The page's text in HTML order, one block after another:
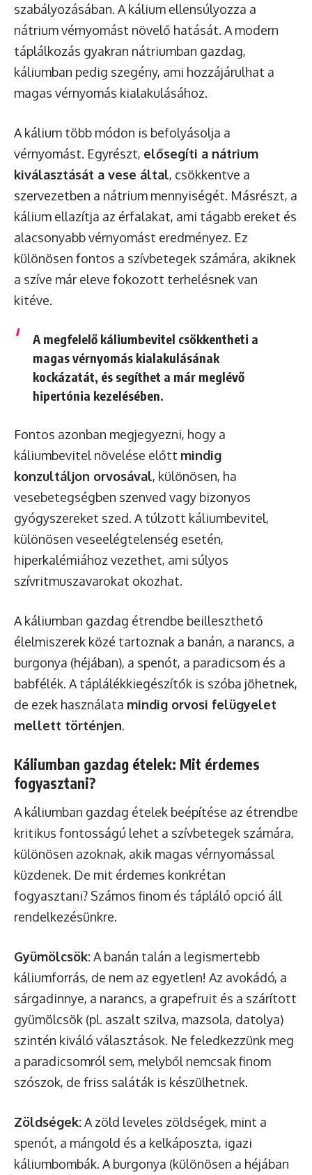
szabályozásában. A kálium ellensúlyozza a
nátrium vérnyomást növelő hatását. A modern
táplálkozás gyakran nátriumban gazdag,
káliumban pedig szegény, ami hozzájárulhat a
magas vérnyomás kialakulásához.
A kálium több módon is befolyásolja a
vérnyomást. Egyrészt, elősegíti a nátrium
kiválasztását a vese által, csökkentve a
szervezetben a nátrium mennyiségét. Másrészt, a
kálium ellazítja az érfalakat, ami tágabb ereket és
alacsonyabb vérnyomást eredményez. Ez
különösen fontos a szívbetegek számára, akiknek
a szíve már eleve fokozott terhelésnek van
kitéve.
A megfelelő káliumbevitel csökkentheti a
magas vérnyomás kialakulásának
kockázatát, és segíthet a már meglévő
hipertónia kezelésében.
Fontos azonban megjegyezni, hogy a
káliumbevitel növelése előtt mindig
konzultáljon orvosával, különösen, ha
vesebetegségben szenved vagy bizonyos
gyógyszereket szed. A túlzott káliumbevitel,
különösen veseelégtelenség esetén,
hiperkalémiához vezethet, ami súlyos
szívritmuszavarokat okozhat.
A káliumban gazdag étrendbe beilleszthető
élelmiszerek közé tartoznak a banán, a narancs, a
burgonya (héjában), a spenót, a paradicsom és a
babfélék. A táplálékkiegészítők is szóba jöhetnek,
de ezek használata mindig orvosi felügyelet
mellett történjen.
Káliumban gazdag ételek: Mit érdemes
fogyasztani?
A káliumban gazdag ételek beépítése az étrendbe
kritikus fontosságú lehet a szívbetegek számára,
különösen azoknak, akik magas vérnyomással
küzdenek. De mit érdemes konkrétan
fogyasztani? Számos finom és tápláló opció áll
rendelkezésünkre.
Gyümölcsök:A banán talán a legismertebb
káliumforrás, de nem az egyetlen! Az avokádó, a
sárgadinnye, a narancs, a grapefruit és a szárított
gyümölcsök (pl. aszalt szilva, mazsola, datolya)
szintén kiváló választások. Ne feledkezzünk meg
a paradicsomról sem, melyből nemcsak finom
szószok, de friss saláták is készülhetnek.
Zöldségek:A zöld leveles zöldségek, mint a
spenót, a mángold és a kelkáposzta, igazi
káliumbombák. A burgonya (különösen a héjában